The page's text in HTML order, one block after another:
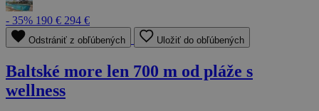
- 35% 190 € 294 €
Odstrániť z obľúbených Uložiť do obľúbených
Baltské more len 700 m od pláže s
wellness